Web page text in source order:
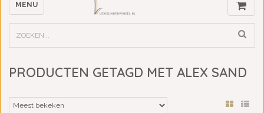
MENU
PRODUCTEN GETAGD MET ALEX SAND